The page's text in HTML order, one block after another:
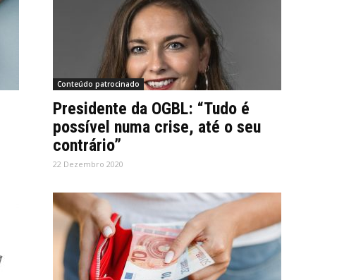
Conteúdo patrocinado
Presidente da OGBL: “Tudo é
possível numa crise, até o seu
contrário”
22 Dezembro 2020